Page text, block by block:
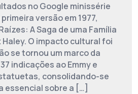
no Google minissérie
versão em 1977,
A Saga de uma Família
Haley. O impacto cultural foi
se tornou um marco da
indicações ao Emmy e
consolidando-se
essencial sobre a […]